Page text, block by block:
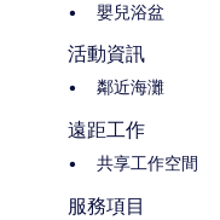
嬰兒浴盆
活動資訊
鄰近海灘
遠距工作
共享工作空間
服務項目